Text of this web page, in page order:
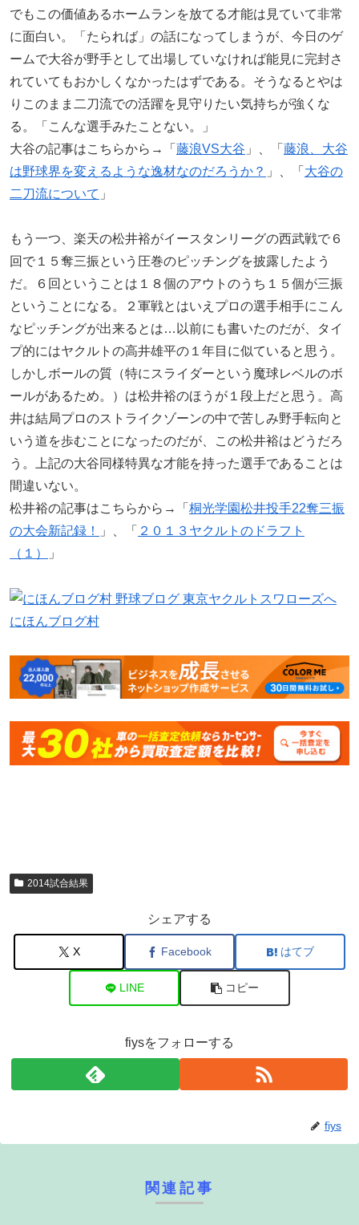
でもこの価値あるホームランを放てる才能は見ていて非常
に面白い。「たられば」の話になってしまうが、今日のゲ
ームで大谷が野手として出場していなければ能見に完封さ
れていてもおかしくなかったはずである。そうなるとやは
りこのまま二刀流での活躍を見守りたい気持ちが強くな
る。「こんな選手みたことない。」
大谷の記事はこちらから→「 藤浪VS大谷 」、「 藤浪、大谷
は野球界を変えるような逸材なのだろうか？ 」、「 大谷の
二刀流について 」
もう一つ、楽天の松井裕がイースタンリーグの西武戦で６
回で１５奪三振という圧巻のピッチングを披露したよう
だ。６回ということは１８個のアウトのうち１５個が三振
ということになる。２軍戦とはいえプロの選手相手にこん
なピッチングが出来るとは…以前にも書いたのだが、タイ
プ的にはヤクルトの高井雄平の１年目に似ていると思う。
しかしボールの質（特にスライダーという魔球レベルのボ
ールがあるため。）は松井裕のほうが１段上だと思う。高
井は結局プロのストライクゾーンの中で苦しみ野手転向と
いう道を歩むことになったのだが、この松井裕はどうだろ
う。上記の大谷同様特異な才能を持った選手であることは
間違いない。
松井裕の記事はこちらから→「 桐光学園松井投手22奪三振
の大会新記録！
」、「 ２０１３ヤクルトのドラフト
（１）
」
にほんブログ村
2014試合結果
シェアする
X Facebook はてブ
LINE コピー
fiysをフォローする
fiys
関連記事